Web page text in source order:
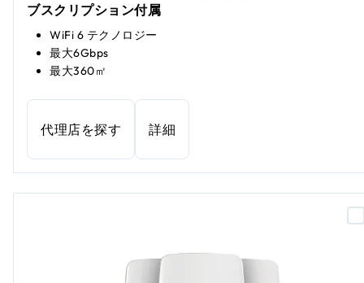
ブスクリプション付属
WiFi 6 テクノロジー
最大6Gbps
最大360㎡
代理店を探す 詳細